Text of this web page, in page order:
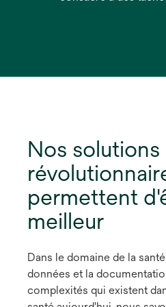
Nos solutions
permettent
meilleur
Dans le domaine de la
données et la
complexités qui existent